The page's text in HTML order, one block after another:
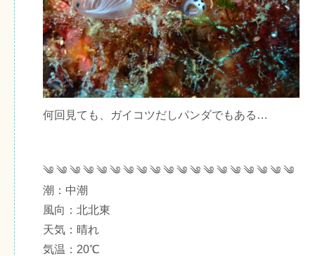
何回見ても、ガイコツだしパンダでもある…
༄ ༄ ༄ ༄ ༄ ༄ ༄ ༄ ༄ ༄ ༄ ༄ ༄ ༄ ༄ ༄ ༄ ༄ ༄
潮：中潮
風向：北北東
天気：晴れ
気温：20℃